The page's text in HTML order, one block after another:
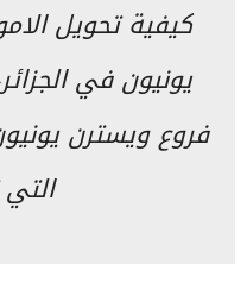
كيفية تحويل
يونيون في
فروع ويسترن